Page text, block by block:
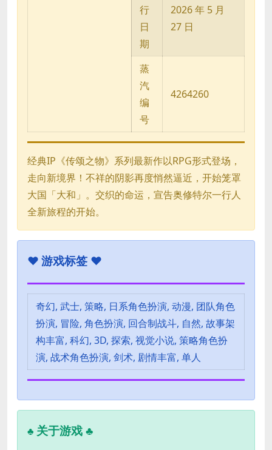
行
日
期
2026 年 5 月
27 日
蒸
汽
编
号
4264260
经典IP《传颂之物》系列最新作以RPG形式登场，
走向新境界！不祥的阴影再度悄然逼近，开始笼罩
大国「大和」。交织的命运，宣告奥修特尔一行人
全新旅程的开始。
♥ 游戏标签 ♥
奇幻, 武士, 策略, 日系角色扮演, 动漫, 团队角色
扮演, 冒险, 角色扮演, 回合制战斗, 自然, 故事架
构丰富, 科幻, 3D, 探索, 视觉小说, 策略角色扮
演, 战术角色扮演, 剑术, 剧情丰富, 单人
♣ 关于游戏 ♣